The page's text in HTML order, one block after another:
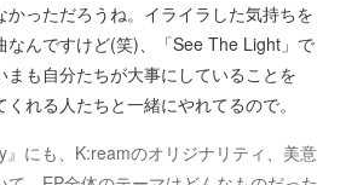
かっただろうね。イライラした気持ちを
なんですけど(笑)、「See The Light」で
まも自分たちが大事にしていることを
くれる人たちと一緒にやれてるので。
にも、K:reamのオリジナリティ、美意